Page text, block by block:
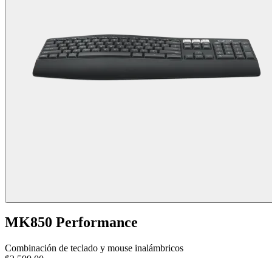
MK850 Performance
Combinación de teclado y mouse inalámbricos